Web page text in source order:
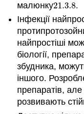
малюнку21.3.8
21.3.8.
Інфекції
найпростіші
біології,
збудника,
іншого.
препаратів,
розвивають